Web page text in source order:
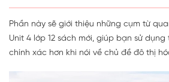
Phần này sẽ giới thiệu những cụm từ
Unit 4 lớp 12 sách mới, giúp bạn sử
chính xác hơn khi nói về chủ đề đô thị